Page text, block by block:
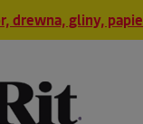
drewna, gliny,